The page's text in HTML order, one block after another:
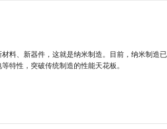
料、新器件，这就是纳米制造。目前，纳米制造
特性，突破传统制造的性能天花板。